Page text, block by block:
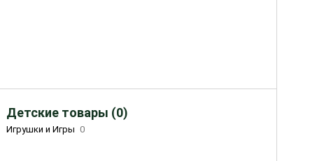
Детские товары (0)
Игрушки и Игры 0